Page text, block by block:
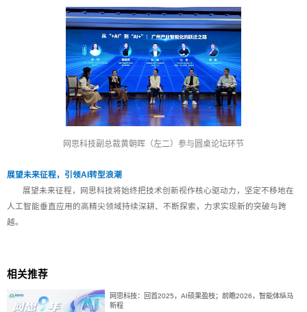
网思科技副总裁黄朝晖（左二）参与圆桌论坛环节
展望未来征程，引领AI转型浪潮
展望未来征程，网思科技将始终把技术创新视作核心驱动力，坚定不移地在
人工智能垂直应用的高精尖领域持续深耕、不断探索，力求实现新的突破与跨
越。
相关推荐
网思科技：回首2025，AI硕果盈枝；前瞻2026，智能体纵马
新程